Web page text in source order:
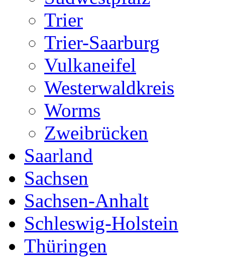
Trier
Trier-Saarburg
Vulkaneifel
Westerwaldkreis
Worms
Zweibrücken
Saarland
Sachsen
Sachsen-Anhalt
Schleswig-Holstein
Thüringen